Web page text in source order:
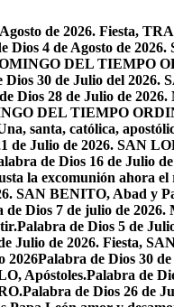
de 2026. Fiesta,
Dios 4 de Agosto de
DEL TIEMPO
Dios 30 de Julio del
Dios 28 de Julio de
DEL TIEMPO
santa, católica,
de Julio de 2026. SAN
de Dios 16 de Julio
la excomunión ahora el
SAN BENITO, Abad y
de Dios 7 de julio de
Palabra de Dios 5 de
Julio de 2026. Fiesta,
2026Palabra de Dios 30
Apóstoles.Palabra de
Palabra de Dios 26 de